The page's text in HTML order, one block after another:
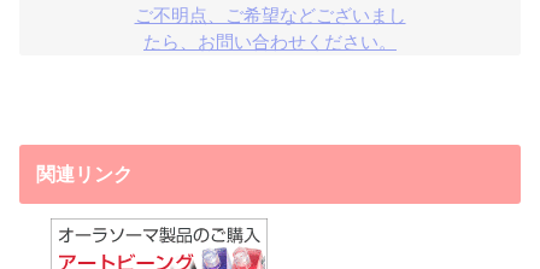
ご不明点、ご希望などございまし
たら、お問い合わせください。
関連リンク